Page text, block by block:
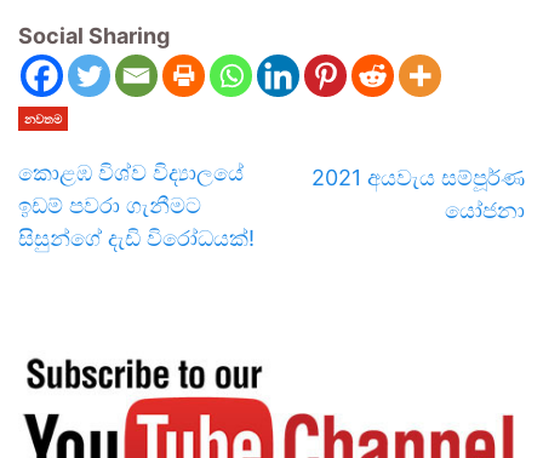
Social Sharing
නවතම
කොළඹ විශ්ව විද්‍යාලයේ
ඉඩම් පවරා ගැනීමට
සිසුන්ගේ දැඩි විරෝධයක්!
2021 අයවැය සම්පූර්ණ
යෝජනා